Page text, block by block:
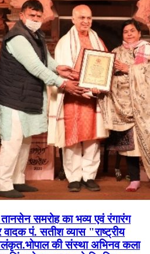
तानसेन समरोह का भव्य एवं रंगारंग
पं. सतीश व्यास "राष्ट्रीय
की संस्था अभिनव कला